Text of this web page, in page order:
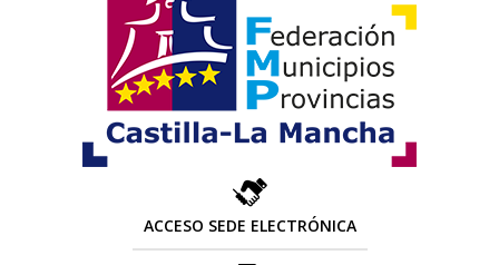
ACCESO SEDE ELECTRÓNICA